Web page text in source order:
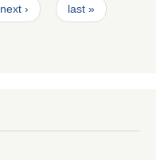
next › last »